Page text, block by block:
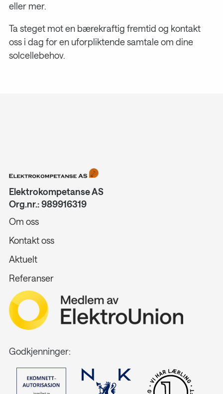
eller mer.
Ta steget mot en bærekraftig fremtid og kontakt
oss i dag for en uforpliktende samtale om dine
solcellebehov.
Elektrokompetanse AS
Org.nr.: 989916319
Om oss
Kontakt oss
Aktuelt
Referanser
Godkjenninger: